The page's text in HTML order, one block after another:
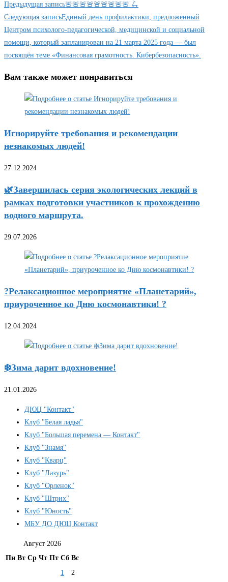
Предыдущая запись🚨🚨🚨🚨🚨🚨🚨🚨🚨 🛴
Следующая записьЕдиный день профилактики, предложенный
Центром психолого-педагогической, медицинской и социальной
помощи, который запланирован на 21 марта 2025 года — был
посвящён теме «Финансовая грамотность. Кибербезопасность».
Вам также может понравиться
Игнорируйте требования и рекомендации
незнакомых людей!
27.12.2024
🌿Завершилась серия экологических лекций в
рамках подготовки участников к прохождению
водного маршрута.
29.07.2026
?Релаксационное мероприятие «Планетарий»,
приуроченное ко Дню космонавтики! ?
12.04.2024
❄️Зима дарит вдохновение!
21.01.2026
ДЮЦ "Контакт"
Клуб "Белая ладья"
Клуб "Большая перемена — Контакт"
Клуб "Знамя"
Клуб "Кварц"
Клуб "Лазурь"
Клуб "Орленок"
Клуб "Штрих"
Клуб "Юность"
МБУ ДО ДЮЦ Контакт
Август 2026
Пн Вт Ср Чт Пт Сб Вс
1
2